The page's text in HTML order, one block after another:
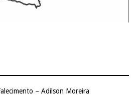
– Adilson Moreira